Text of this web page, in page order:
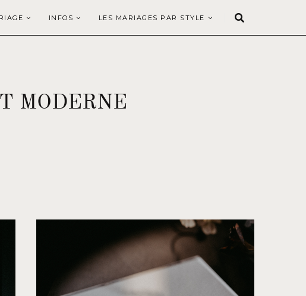
INFOS LES MARIAGES PAR STYLE
MODERNE